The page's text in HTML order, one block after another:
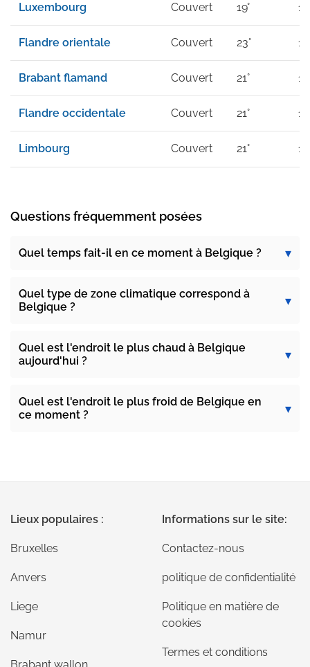
Luxembourg Couvert 19°
Flandre orientale Couvert 23°
Brabant flamand Couvert 21°
Flandre occidentale Couvert 21°
Limbourg Couvert 21°
Questions fréquemment posées
Quel temps fait-il en ce moment à Belgique ?
Quel type de zone climatique correspond à
Belgique ?
Quel est l'endroit le plus chaud à Belgique
aujourd'hui ?
Quel est l'endroit le plus froid de Belgique en
ce moment ?
Lieux populaires :
Bruxelles
Anvers
Liege
Namur
Informations sur le site:
Contactez-nous
politique de confidentialité
Politique en matière de
cookies
Termes et conditions